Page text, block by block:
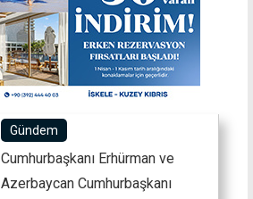
Gündem
Cumhurbaşkanı Erhürman ve
Azerbaycan Cumhurbaşkanı